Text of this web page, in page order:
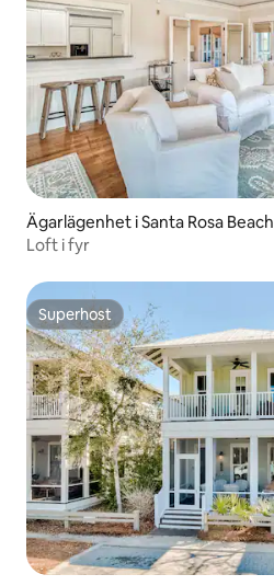
Ägarlägenhet i Santa Rosa Beach
Loft i fyr
Superhost
Superhost